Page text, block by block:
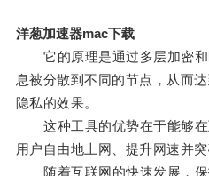
洋葱加速器mac下载
它的原理是通过多层加密和
息被分散到不同的节点，从而
隐私的效果。
这种工具的优势在于能够在
用户自由地上网、提升网速并突
随着互联网的快速发展，保